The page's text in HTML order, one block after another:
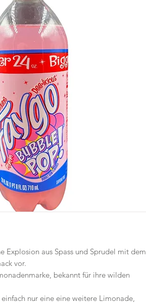
Explosion aus Spass und Sprudel mit dem
vor.
bekannt für ihre wilden
nur eine eine weitere Limonade,